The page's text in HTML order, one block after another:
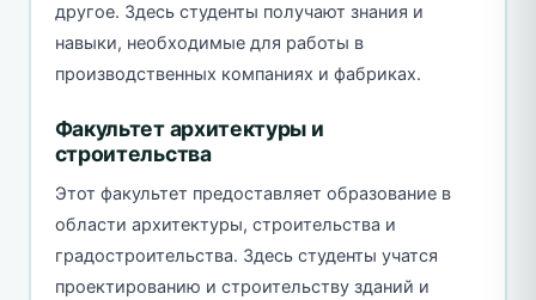
другое. Здесь студенты получают знания и
навыки, необходимые для работы в
производственных компаниях и фабриках.
Факультет архитектуры и
строительства
Этот факультет предоставляет образование в
области архитектуры, строительства и
градостроительства. Здесь студенты учатся
проектированию и строительству зданий и